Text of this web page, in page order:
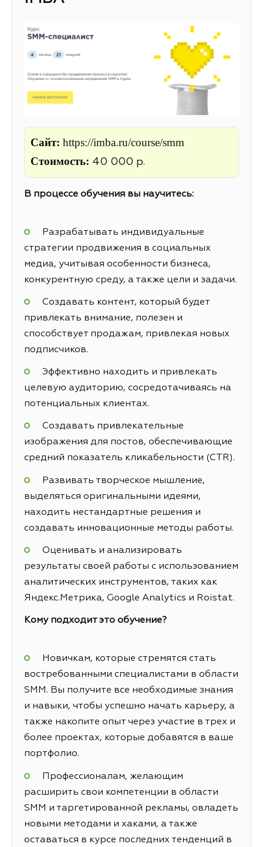
Сайт: https://imba.ru/course/smm
Стоимость: 40 000 р.
В процессе обучения вы научитесь:
Разрабатывать индивидуальные
стратегии продвижения в социальных
медиа, учитывая особенности бизнеса,
конкурентную среду, а также цели и задачи.
Создавать контент, который будет
привлекать внимание, полезен и
способствует продажам, привлекая новых
подписчиков.
Эффективно находить и привлекать
целевую аудиторию, сосредотачиваясь на
потенциальных клиентах.
Создавать привлекательные
изображения для постов, обеспечивающие
средний показатель кликабельности (CTR).
Развивать творческое мышление,
выделяться оригинальными идеями,
находить нестандартные решения и
создавать инновационные методы работы.
Оценивать и анализировать
результаты своей работы с использованием
аналитических инструментов, таких как
Яндекс.Метрика, Google Analytics и Roistat.
Кому подходит это обучение?
Новичкам, которые стремятся стать
востребованными специалистами в области
SMM. Вы получите все необходимые знания
и навыки, чтобы успешно начать карьеру, а
также накопите опыт через участие в трех и
более проектах, которые добавятся в ваше
портфолио.
Профессионалам, желающим
расширить свои компетенции в области
SMM и таргетированной рекламы, овладеть
новыми методами и хаками, а также
оставаться в курсе последних тенденций в